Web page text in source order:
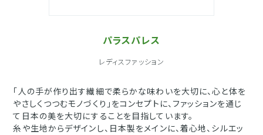
パラスパレス
レディスファッション
「人の手が作り出す繊細で柔らかな味わいを大切に、心と体を
やさしくつつむモノづくり」をコンセプトに、ファッションを通じ
て日本の美を大切にすることを目指しています。
糸や生地からデザインし、日本製をメインに、着心地、シルエッ